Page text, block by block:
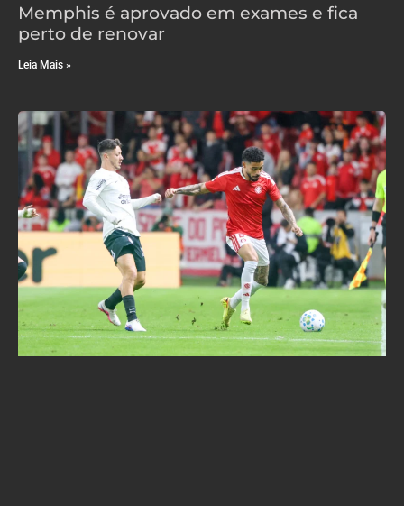
Memphis é aprovado em exames e fica
perto de renovar
Leia Mais »